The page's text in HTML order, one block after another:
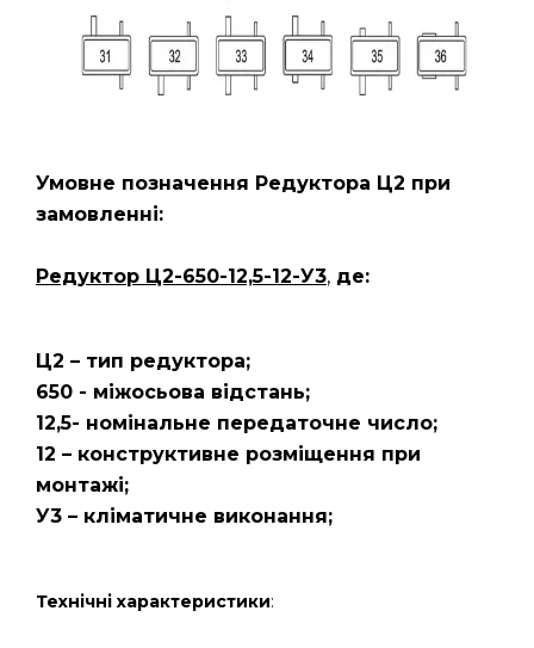
Умовне позначення Редуктора Ц2 при
замовленні:
Редуктор Ц2-650-12,5-12-У3, де:
Ц2 – тип редуктора;
650 - міжосьова відстань;
12,5- номінальне передаточне число;
12 – конструктивне розміщення при
монтажі;
У3 – кліматичне виконання;
Технічні характеристики: